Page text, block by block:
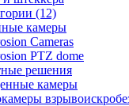
(12)
камеры
Cameras
PTZ dome
решения
камеры